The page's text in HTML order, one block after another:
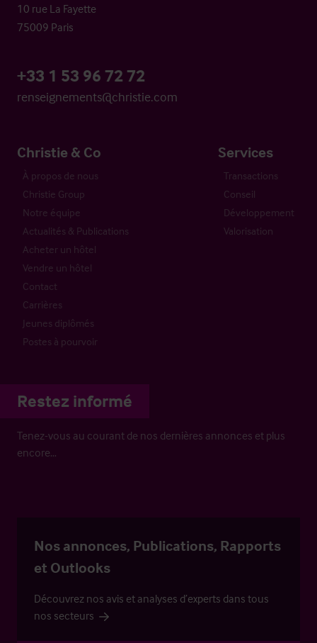
10 rue La Fayette
75009 Paris
+33 1 53 96 72 72
renseignements@christie.com
Christie & Co
À propos de nous
Christie Group
Notre équipe
Actualités & Publications
Acheter un hôtel
Vendre un hôtel
Contact
Carrières
Jeunes diplômés
Postes à pourvoir
Services
Transactions
Conseil
Développement
Valorisation
Restez informé
Tenez-vous au courant de nos dernières annonces et plus
encore…
Nos annonces, Publications, Rapports
et Outlooks
Découvrez nos avis et analyses d’experts dans tous
nos secteurs